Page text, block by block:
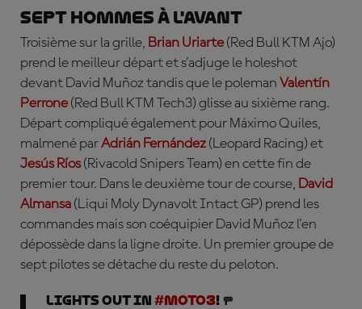
Sept hommes à l'avant
Troisième sur la grille, Brian Uriarte (Red Bull KTM Ajo)
prend le meilleur départ et s'adjuge le holeshot
devant David Muñoz tandis que le poleman Valentín
Perrone (Red Bull KTM Tech3) glisse au sixième rang.
Départ compliqué également pour Máximo Quiles,
malmené parAdrián Fernández (Leopard Racing) et
Jesús Ríos(Rivacold Snipers Team) en cette fin de
premier tour. Dans le deuxième tour de course, David
Almansa (Liqui Moly Dynavolt Intact GP) prend les
commandes mais son coéquipier David Muñoz l'en
dépossède dans la ligne droite. Un premier groupe de
sept pilotes se détache du reste du peloton.
LIGHTS OUT IN #Moto3! 🚥